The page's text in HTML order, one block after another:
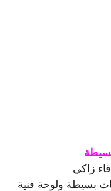
بسيطة
زاكي
بسيطة ولوحة فنية